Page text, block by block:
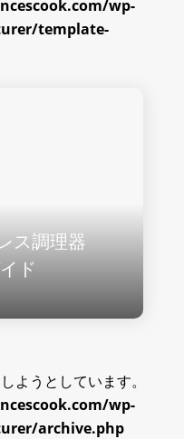
wp-
template-
ス調理器
ド
ようとしています。
wp-
archive.php